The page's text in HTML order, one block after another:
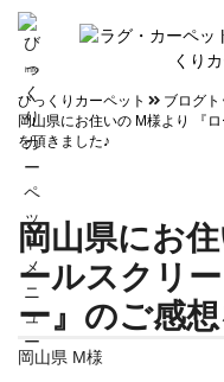
info
びっくりカーペット ブログト
岡山県にお住いの M様より 『
を頂きました♪
岡山県にお
ールスクリ
ー』のご感
岡山県 M様